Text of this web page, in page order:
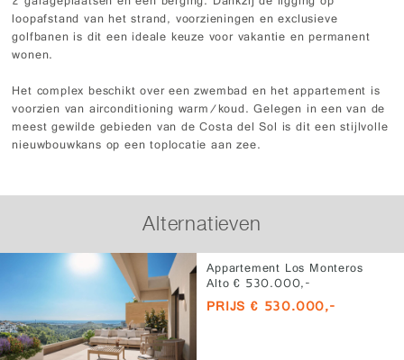
loopafstand van het strand, voorzieningen en exclusieve
golfbanen is dit een ideale keuze voor vakantie en permanent
wonen.
Het complex beschikt over een zwembad en het appartement is
voorzien van airconditioning warm/koud. Gelegen in een van de
meest gewilde gebieden van de Costa del Sol is dit een stijlvolle
nieuwbouwkans op een toplocatie aan zee.
Alternatieven
Appartement Los Monteros
Alto € 530.000,-
PRIJS € 530.000,-